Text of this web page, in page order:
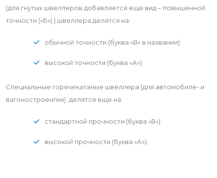
(для гнутых швеллеров добавляется еще вид – повышенной
точности («Б»).) швеллера делятся на:
обычной точности (буква «В» в названии);
высокой точности (буква «А»).
Специальные горячекатаные швеллера (для автомобиле- и
вагоностроенгия) делятся еще на:
стандартной прочности (буква «В»);
высокой прочности (буква «А»).